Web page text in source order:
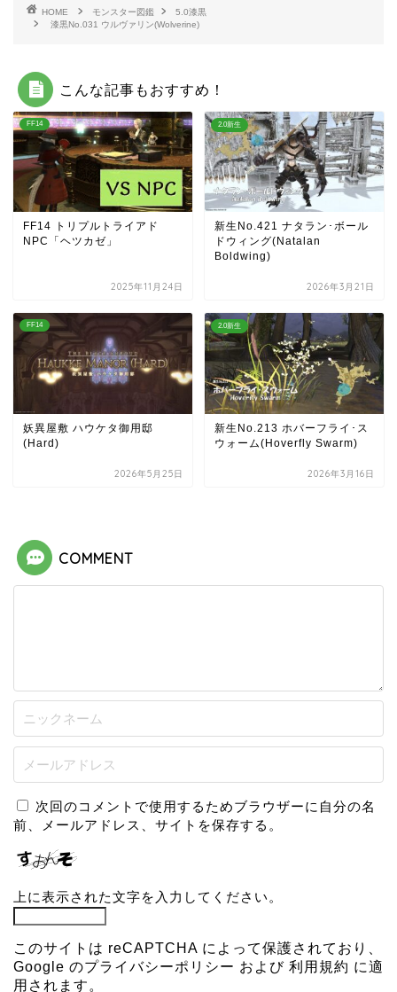
HOME モンスター図鑑
5.0漆黒
漆黒No.031 ウルヴァリン(Wolverine)
こんな記事もおすすめ！
FF14
FF14 トリプルトライアド
NPC「ヘツカゼ」
2025年11月24日
2.0新生
新生No.421 ナタラン･ボール
ドウィング(Natalan
Boldwing)
2026年3月21日
FF14
妖異屋敷 ハウケタ御用邸
(Hard)
2026年5月25日
2.0新生
新生No.213 ホバーフライ･ス
ウォーム(Hoverfly Swarm)
2026年3月16日
COMMENT
次回のコメントで使用するためブラウザーに自分の名
前、メールアドレス、サイトを保存する。
上に表示された文字を入力してください。
このサイトは reCAPTCHA によって保護されており、
Google のプライバシーポリシー および 利用規約 に適
用されます。